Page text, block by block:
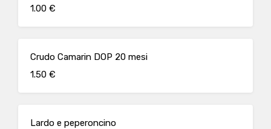
1.00 €
Crudo Camarin DOP 20 mesi
1.50 €
Lardo e peperoncino